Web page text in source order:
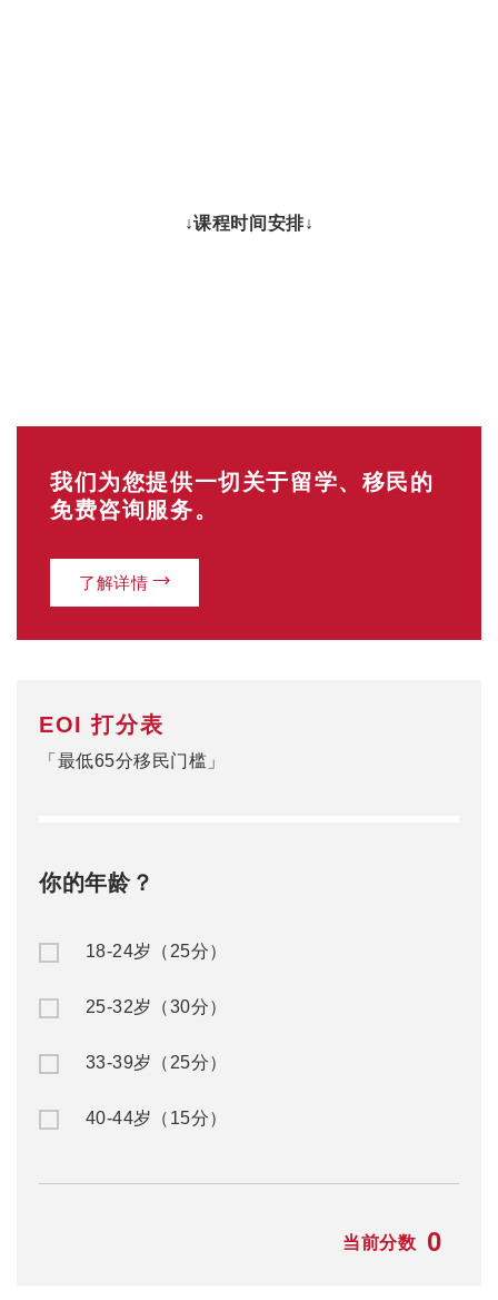
↓课程时间安排↓
我们为您提供一切关于留学、移民的
免费咨询服务。
了解详情
EOI 打分表
「最低65分移民门槛」
你的年龄？
18-24岁（25分）
25-32岁（30分）
33-39岁（25分）
40-44岁（15分）
当前分数 0